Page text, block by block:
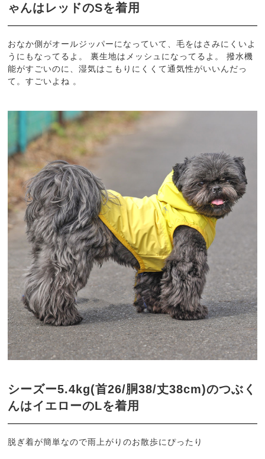
ゃんはレッドのSを着用
おなか側がオールジッパーになっていて、毛をはさみにくいよ
うにもなってるよ。 裏生地はメッシュになってるよ。 撥水機
能がすごいのに、湿気はこもりにくくて通気性がいいんだっ
て。すごいよね 。
シーズー5.4kg(首26/胴38/丈38cm)のつぶく
んはイエローのLを着用
脱ぎ着が簡単なので雨上がりのお散歩にぴったり